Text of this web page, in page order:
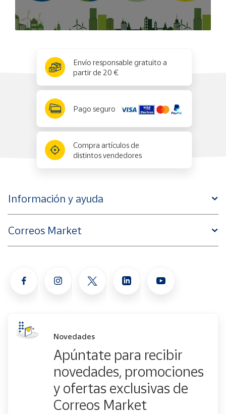
Envío responsable gratuito a
partir de 20 €
Pago seguro
Compra artículos de
distintos vendedores
Información y ayuda
Correos Market
Novedades
Apúntate para recibir
novedades, promociones
y ofertas exclusivas de
Correos Market